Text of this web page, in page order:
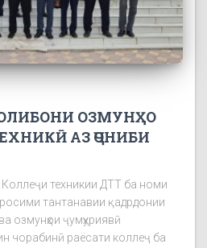
ОЗМУНҲО
АЗ ҶОНИБИ
техникии ДТТ ба номи
тантанавии қадрдонии
озмунҳои ҷумҳуриявӣ
чорабинӣ раёсати коллеҷ ба